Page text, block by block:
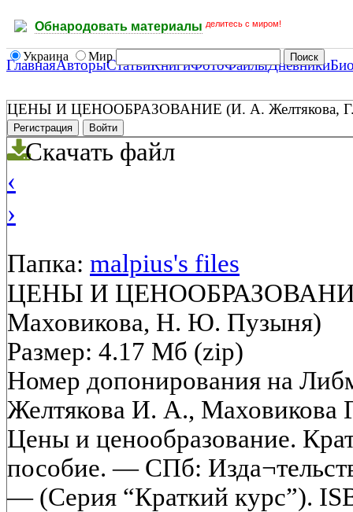
Обнародовать материалы делитесь с миром!
Украина Мир
ГлавнаяАвторыСтатьиКнигиФотоФайлыДневники
ЦЕНЫ И ЦЕНООБРАЗОВАНИЕ (И. А. Желтякова, Г.
Регистрация Войти
Скачать файл
‹
›
Папка: malpius's files
ЦЕНЫ И ЦЕНООБРАЗОВАНИЕ
Маховикова, Н. Ю. Пузыня)
Размер: 4.17 Мб (zip)
Номер допонирования на
Желтякова И. А.,
Цены и ценообразование.
пособие. — СПб:
— (Серия “Краткий курс”).